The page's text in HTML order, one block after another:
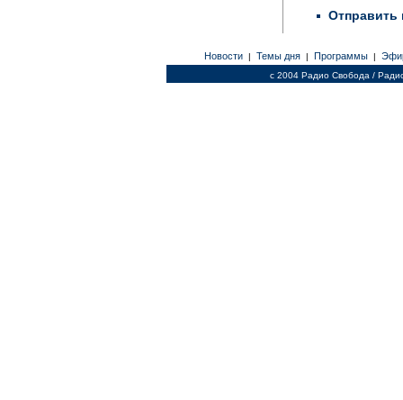
Отправить
Новости | Темы дня | Программы |
c 2004 Радио Свобода /